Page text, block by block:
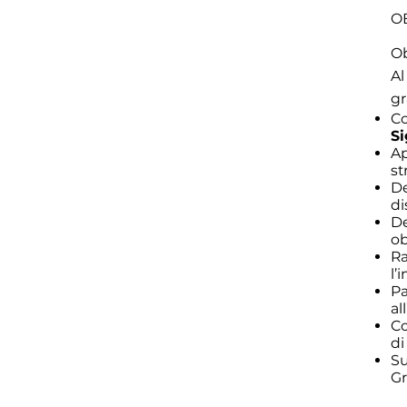
di